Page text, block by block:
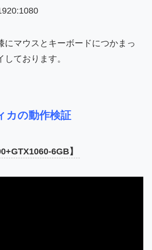
にマウスとキーボードにつかまっ
ております。
カの動作検証
6GB】